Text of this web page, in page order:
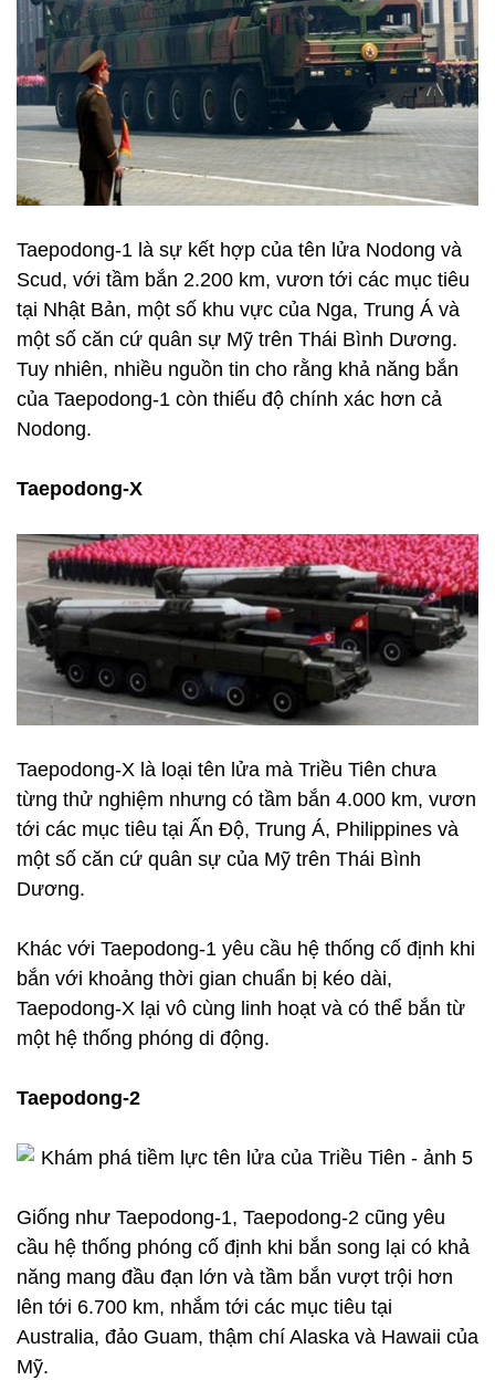
Taepodong-1 là sự kết hợp của tên lửa Nodong và
Scud, với tầm bắn 2.200 km, vươn tới các mục tiêu
tại Nhật Bản, một số khu vực của Nga, Trung Á và
một số căn cứ quân sự Mỹ trên Thái Bình Dương.
Tuy nhiên, nhiều nguồn tin cho rằng khả năng bắn
của Taepodong-1 còn thiếu độ chính xác hơn cả
Nodong.
Taepodong-X
Taepodong-X là loại tên lửa mà Triều Tiên chưa
từng thử nghiệm nhưng có tầm bắn 4.000 km, vươn
tới các mục tiêu tại Ấn Độ, Trung Á, Philippines và
một số căn cứ quân sự của Mỹ trên Thái Bình
Dương.
Khác với Taepodong-1 yêu cầu hệ thống cố định khi
bắn với khoảng thời gian chuẩn bị kéo dài,
Taepodong-X lại vô cùng linh hoạt và có thể bắn từ
một hệ thống phóng di động.
Taepodong-2
Giống như Taepodong-1, Taepodong-2 cũng yêu
cầu hệ thống phóng cố định khi bắn song lại có khả
năng mang đầu đạn lớn và tầm bắn vượt trội hơn
lên tới 6.700 km, nhắm tới các mục tiêu tại
Australia, đảo Guam, thậm chí Alaska và Hawaii của
Mỹ.